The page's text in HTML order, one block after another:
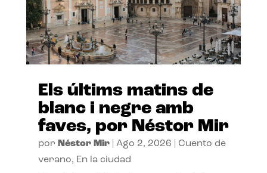
Els últims matins de
blanc i negre amb
faves, por Néstor Mir
por Néstor Mir| Ago 2, 2026
Cuento de
verano, En la ciudad